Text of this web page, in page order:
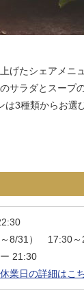
げたシェアメ
サラダとスープ
は3種類からお
8/31） 17:30～
21:30
業日の詳細はこ